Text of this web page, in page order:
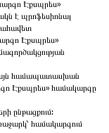
Էքսպրես»
է պրոֆեսիոնալ
Էքսպրես»
այն համապատասխան
Էքսպրես» համակարգը
ընթացքում:
համակարգում